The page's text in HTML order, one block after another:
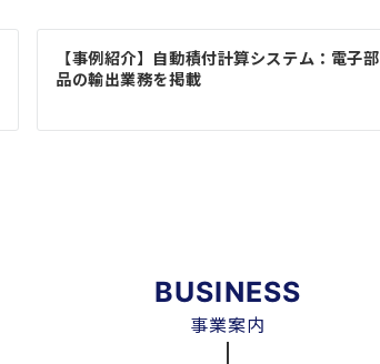
【事例紹介】自動積付計算システム：電子部
品の輸出業務を掲載
BUSINESS
事業案内